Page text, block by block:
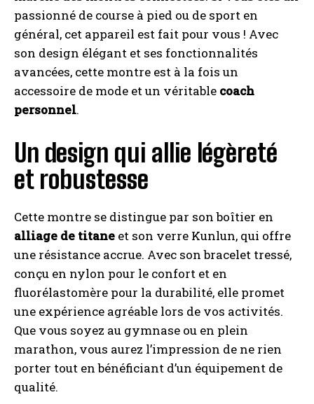
passionné de course à pied ou de sport en
général, cet appareil est fait pour vous ! Avec
son design élégant et ses fonctionnalités
avancées, cette montre est à la fois un
accessoire de mode et un véritable coach
personnel.
Un design qui allie légèreté
et robustesse
Cette montre se distingue par son boîtier en
alliage de titane et son verre Kunlun, qui offre
une résistance accrue. Avec son bracelet tressé,
conçu en nylon pour le confort et en
fluorélastomère pour la durabilité, elle promet
une expérience agréable lors de vos activités.
Que vous soyez au gymnase ou en plein
marathon, vous aurez l’impression de ne rien
porter tout en bénéficiant d’un équipement de
qualité.